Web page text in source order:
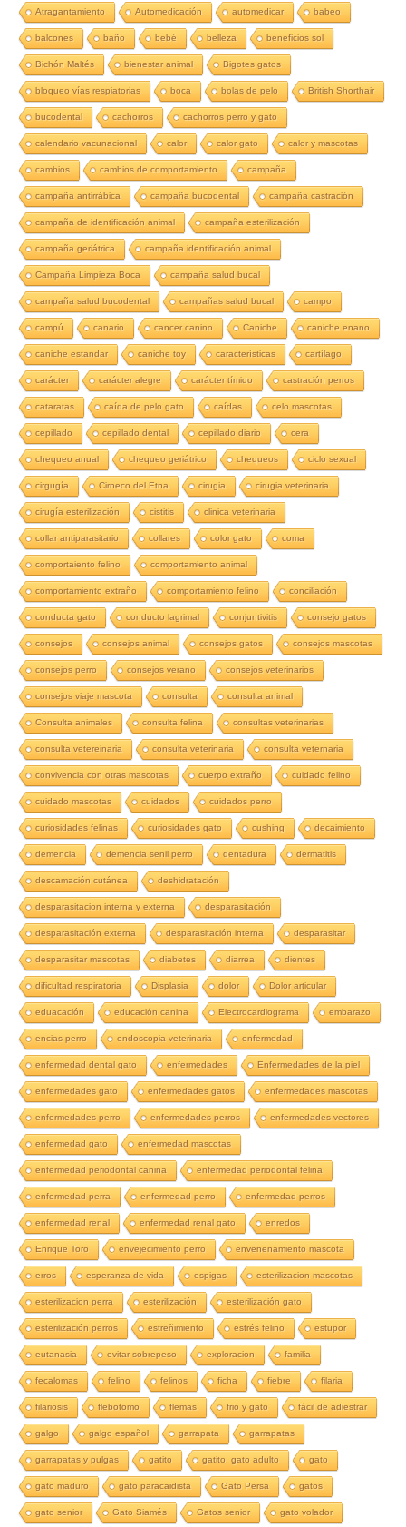
Atragantamiento Automedicación automedicar babeo
balcones baño bebé belleza beneficios sol
Bichón Maltés bienestar animal Bigotes gatos
bloqueo vías respiatorias boca bolas de pelo British Shorthair
bucodental cachorros cachorros perro y gato
calendario vacunacional calor calor gato calor y mascotas
cambios cambios de comportamiento campaña
campaña antirrábica campaña bucodental campaña castración
campaña de identificación animal campaña esterilización
campaña geriátrica campaña identificación animal
Campaña Limpieza Boca campaña salud bucal
campaña salud bucodental campañas salud bucal campo
campú canario cancer canino Caniche caniche enano
caniche estandar caniche toy características cartílago
carácter carácter alegre carácter tímido castración perros
cataratas caída de pelo gato caídas celo mascotas
cepillado cepillado dental cepillado diario cera
chequeo anual chequeo geriátrico chequeos ciclo sexual
cirgugía Cirneco del Etna cirugia cirugia veterinaria
cirugía esterilización cistitis clinica veterinaria
collar antiparasitario collares color gato coma
comportaiento felino comportamiento animal
comportamiento extraño comportamiento felino conciliación
conducta gato conducto lagrimal conjuntivitis consejo gatos
consejos consejos animal consejos gatos consejos mascotas
consejos perro consejos verano consejos veterinarios
consejos viaje mascota consulta consulta animal
Consulta animales consulta felina consultas veterinarias
consulta vetereinaria consulta veterinaria consulta veternaria
convivencia con otras mascotas cuerpo extraño cuidado felino
cuidado mascotas cuidados cuidados perro
curiosidades felinas curiosidades gato cushing decaimiento
demencia demencia senil perro dentadura dermatitis
descamación cutánea deshidratación
desparasitacion interna y externa desparasitación
desparasitación externa desparasitación interna desparasitar
desparasitar mascotas diabetes diarrea dientes
dificultad respiratoria Displasia dolor Dolor articular
eduacación educación canina Electrocardiograma embarazo
encias perro endoscopia veterinaria enfermedad
enfermedad dental gato enfermedades Enfermedades de la piel
enfermedades gato enfermedades gatos enfermedades mascotas
enfermedades perro enfermedades perros enfermedades vectores
enfermedad gato enfermedad mascotas
enfermedad periodontal canina enfermedad periodontal felina
enfermedad perra enfermedad perro enfermedad perros
enfermedad renal enfermedad renal gato enredos
Enrique Toro envejecimiento perro envenenamiento mascota
erros esperanza de vida espigas esterilizacion mascotas
esterilizacion perra esterilización esterilización gato
esterilización perros estreñimiento estrés felino estupor
eutanasia evitar sobrepeso exploracion familia
fecalomas felino felinos ficha fiebre filaria
filariosis flebotomo flemas frio y gato fácil de adiestrar
galgo galgo español garrapata garrapatas
garrapatas y pulgas gatito gatito. gato adulto gato
gato maduro gato paracaidista Gato Persa gatos
gato senior Gato Siamés Gatos senior gato volador